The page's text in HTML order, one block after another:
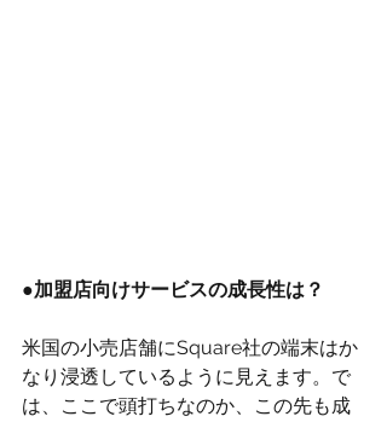
●加盟店向けサービスの成長性は？
米国の小売店舗にSquare社の端末はか
なり浸透しているように見えます。で
は、ここで頭打ちなのか、この先も成